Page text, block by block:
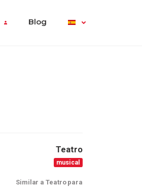
Blog
Teatro
musical
Similar a Teatro para